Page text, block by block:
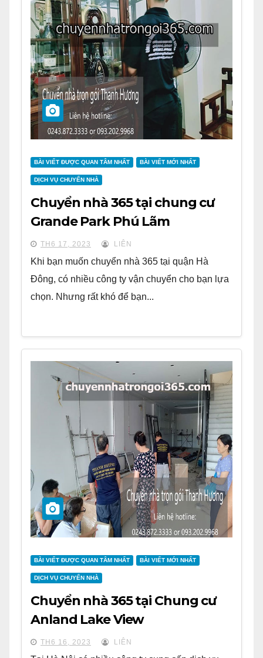
BÀI VIẾT ĐƯỢC QUAN TÂM NHẤT BÀI VIẾT MỚI NHẤT
DỊCH VỤ CHUYỂN NHÀ
Chuyển nhà 365 tại chung cư
Grande Park Phú Lãm
TH6 17, 2023 LIÊN
Khi bạn muốn chuyển nhà 365 tại quận Hà
Đông, có nhiều công ty vận chuyển cho bạn lựa
chọn. Nhưng rất khó để bạn...
BÀI VIẾT ĐƯỢC QUAN TÂM NHẤT BÀI VIẾT MỚI NHẤT
DỊCH VỤ CHUYỂN NHÀ
Chuyển nhà 365 tại Chung cư
Anland Lake View
TH6 16, 2023 LIÊN